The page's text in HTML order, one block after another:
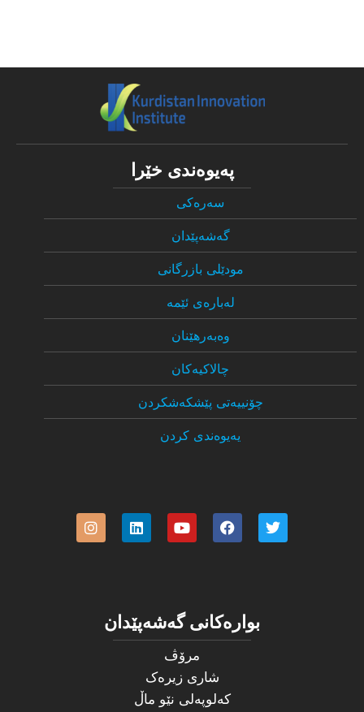
بوارەکانی گەشەپێدان
مرۆڤ
شاری زیرەک
کەلوپەلی نێو ماڵ
پەیوەندی خێرا
سەرەکی
گەشەپێدان
مودێلی بازرگانی
لەبارەی ئێمە
وەبەرهێنان
چالاکیەکان
چۆنییەتی پێشکەشکردن
یەیوەندی کردن